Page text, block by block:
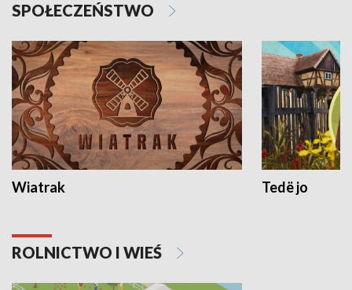
SPOŁECZEŃSTWO
Wiatrak Tedë jo
ROLNICTWO I WIEŚ